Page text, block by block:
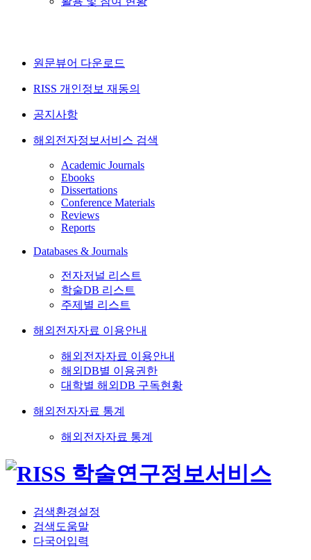
원문뷰어 다운로드
RISS 개인정보 재동의
공지사항
해외전자정보서비스 검색
Academic Journals
Ebooks
Dissertations
Conference Materials
Reviews
Reports
Databases & Journals
전자저널 리스트
학술DB 리스트
주제별 리스트
해외전자자료 이용안내
해외전자자료 이용안내
해외DB별 이용권한
대학별 해외DB 구독현황
해외전자자료 통계
해외전자자료 통계
검색환경설정
검색도움말
다국어입력